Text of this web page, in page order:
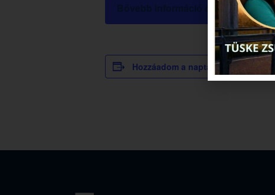
Bővebb információ és jegyvásárlás
Hozzáadom a naptáramhoz